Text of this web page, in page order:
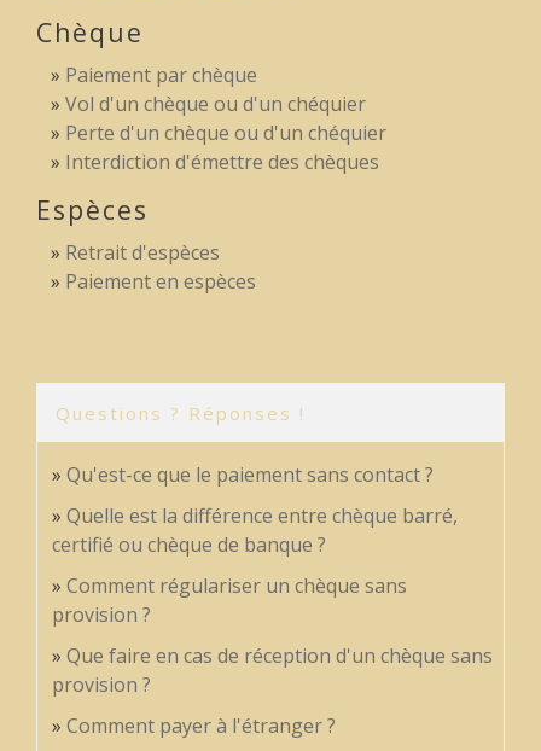
Chèque
Paiement par chèque
Vol d'un chèque ou d'un chéquier
Perte d'un chèque ou d'un chéquier
Interdiction d'émettre des chèques
Espèces
Retrait d'espèces
Paiement en espèces
Questions ? Réponses !
Qu'est-ce que le paiement sans contact ?
Quelle est la différence entre chèque barré,
certifié ou chèque de banque ?
Comment régulariser un chèque sans
provision ?
Que faire en cas de réception d'un chèque sans
provision ?
Comment payer à l'étranger ?